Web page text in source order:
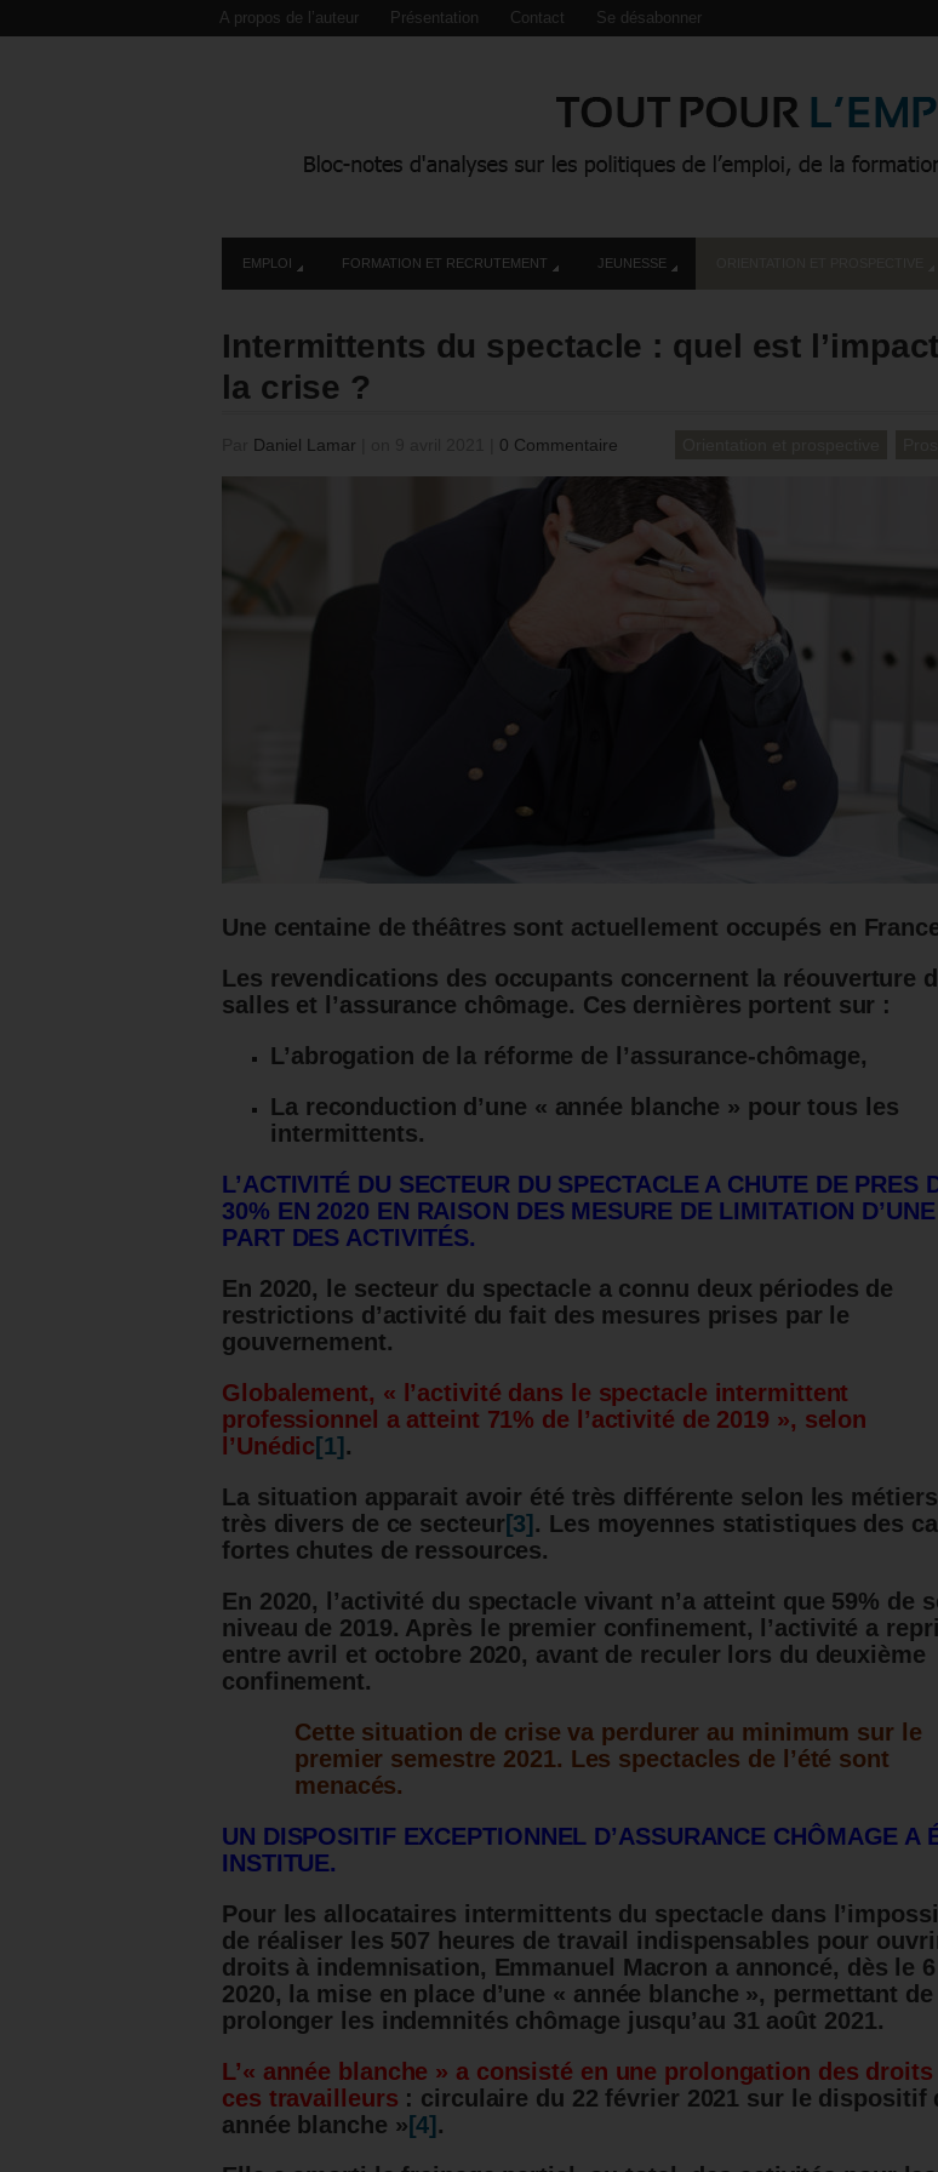
A propos de l’auteur Présentation Contact Se désabonner
EMPLOI FORMATION ET RECRUTEMENT JEUNESSE
Intermittents du spectacle : quel est
la crise ?
Daniel Lamar 0 Commentaire
Une centaine de théâtres sont actuellement occupés en
Les revendications des occupants concernent la réouverture
salles et l’assurance chômage. Ces dernières portent sur :
L’abrogation de la réforme de l’assurance-chômage,
La reconduction d’une « année blanche » pour tous les
intermittents.
L’ACTIVITÉ DU SECTEUR DU SPECTACLE A CHUTE DE PRES
30% EN 2020 EN RAISON DES MESURE DE LIMITATION D’UNE
PART DES ACTIVITÉS.
En 2020, le secteur du spectacle a connu deux périodes de
restrictions d’activité du fait des mesures prises par le
gouvernement.
Globalement, « l’activité dans le spectacle intermittent
professionnel a atteint 71% de l’activité de 2019 », selon
l’Unédic [1] .
La situation apparait avoir été très différente selon les métiers
très divers de ce secteur [3] . Les moyennes statistiques des
fortes chutes de ressources.
En 2020, l’activité du spectacle vivant n’a atteint que 59% de
niveau de 2019. Après le premier confinement, l’activité a
entre avril et octobre 2020, avant de reculer lors du deuxième
confinement.
Cette situation de crise va perdurer au minimum sur le
premier semestre 2021. Les spectacles de l’été sont
menacés.
UN DISPOSITIF EXCEPTIONNEL D’ASSURANCE CHÔMAGE A
INSTITUE.
Pour les allocataires intermittents du spectacle dans
de réaliser les 507 heures de travail indispensables pour
droits à indemnisation, Emmanuel Macron a annoncé, dès le
2020, la mise en place d’une « année blanche », permettant de
prolonger les indemnités chômage jusqu’au 31 août 2021.
L’« année blanche » a consisté en une prolongation des droits
ces travailleurs : circulaire du 22 février 2021 sur le dispositif
année blanche » [4] .